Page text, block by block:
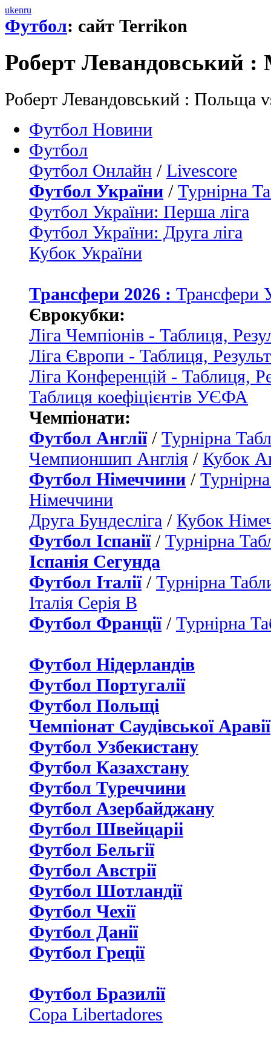
ukenru
Футбол: сайт Terrikon
Роберт Левандовський
Роберт Левандовський : Польща
Футбол Новини
Футбол
Футбол Онлайн / Livescore
Футбол України / Турнірна
Футбол України: Перша ліга
Футбол України: Друга ліга
Кубок України
Трансфери 2026 : Трансфери
Єврокубки:
Ліга Чемпіонів - Таблиця,
Ліга Європи - Таблиця,
Ліга Конференцій - Таблиця,
Таблиця коефіцієнтів УЄФА
Чемпіонати:
Футбол Англії/ Турнірна
Чемпионшип Англія / Кубок
Футбол Німеччини /
Німеччини
Друга Бундесліга / Кубок
Футбол Іспанії/ Турнірна
Іспанія Сегунда
Футбол Італії/ Турнірна
Італія Серія B
Футбол Франції/ Турнірна
Футбол Нідерландiв
Футбол Португалії
Футбол Польщі
Чемпіонат Саудівської Аравії
Футбол Узбекистану
Футбол Казахстану
Футбол Туреччини
Футбол Азербайджану
Футбол Швейцаріі
Футбол Бельгії
Футбол Австрії
Футбол Шотландії
Футбол Чехії
Футбол Данії
Футбол Греції
Футбол Бразилії
Copa Libertadores